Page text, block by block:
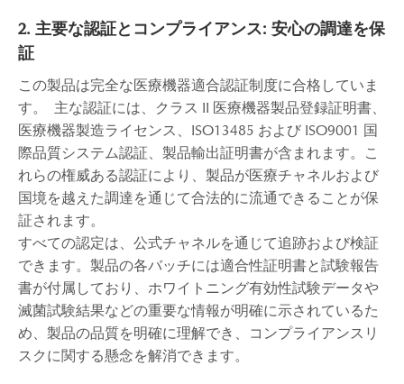
2. 主要な認証とコンプライアンス: 安心の調達を保
証
この製品は完全な医療機器適合認証制度に合格していま
す。 主な認証には、クラス II 医療機器製品登録証明書、
医療機器製造ライセンス、ISO13485 および ISO9001 国
際品質システム認証、製品輸出証明書が含まれます。こ
れらの権威ある認証により、製品が医療チャネルおよび
国境を越えた調達を通じて合法的に流通できることが保
証されます。
すべての認定は、公式チャネルを通じて追跡および検証
できます。製品の各バッチには適合性証明書と試験報告
書が付属しており、ホワイトニング有効性試験データや
滅菌試験結果などの重要な情報が明確に示されているた
め、製品の品質を明確に理解でき、コンプライアンスリ
スクに関する懸念を解消できます。